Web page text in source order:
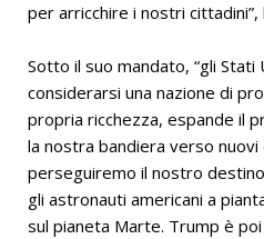
per arricchire i nostri cittadini”,
Sotto il suo mandato, “gli Stati
considerarsi una nazione di
propria ricchezza, espande il
la nostra bandiera verso nuovi
perseguiremo il nostro
gli astronauti americani a
sul pianeta Marte. Trump è